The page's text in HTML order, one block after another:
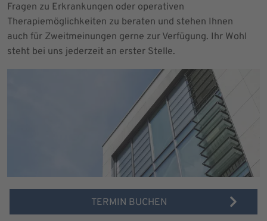
Fragen zu Erkrankungen oder operativen
Therapiemöglichkeiten zu beraten und stehen Ihnen
auch für Zweitmeinungen gerne zur Verfügung. Ihr Wohl
steht bei uns jederzeit an erster Stelle.
TERMIN BUCHEN